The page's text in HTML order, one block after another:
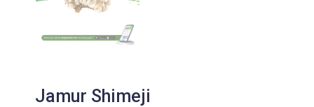
Jamur Shimeji